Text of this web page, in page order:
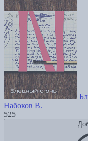
Набоков В.
525